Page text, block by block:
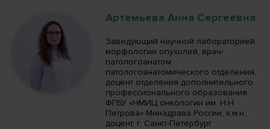
Артемьева Анна Сергеевна
Заведующий научной лабораторией
морфологии опухолей, врач-
патологоанатом
патологоанатомического отделения,
доцент отделения дополнительного
профессионального образования
ФГБУ «НМИЦ онкологии им. Н.Н.
Петрова» Минздрава России, к.м.н.,
доцент, г. Санкт-Петербург